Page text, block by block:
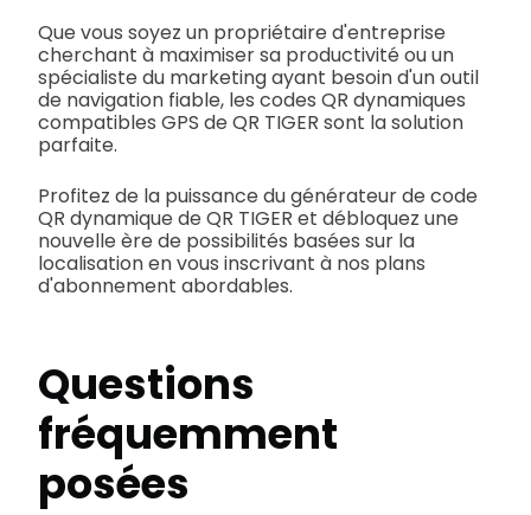
Que vous soyez un propriétaire d'entreprise
cherchant à maximiser sa productivité ou un
spécialiste du marketing ayant besoin d'un outil
de navigation fiable, les codes QR dynamiques
compatibles GPS de QR TIGER sont la solution
parfaite.
Profitez de la puissance du générateur de code
QR dynamique de QR TIGER et débloquez une
nouvelle ère de possibilités basées sur la
localisation en vous inscrivant à nos plans
d'abonnement abordables.
Questions
fréquemment
posées